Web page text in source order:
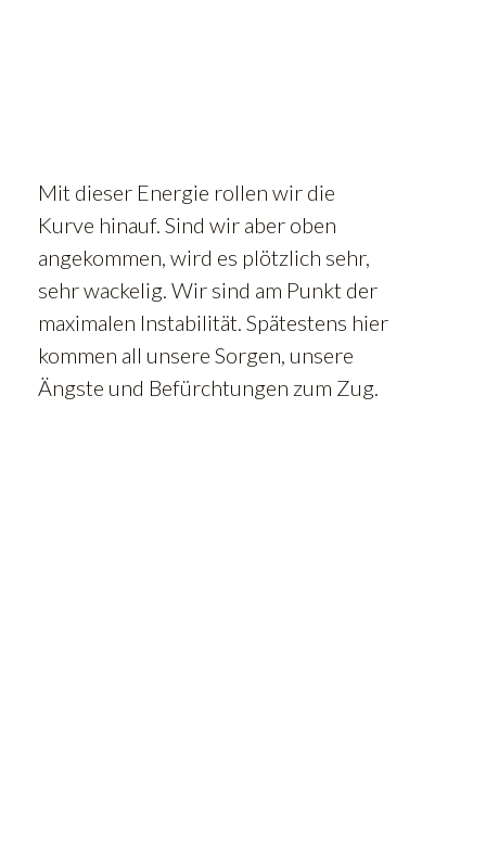
Mit dieser Energie rollen wir die
Kurve hinauf. Sind wir aber oben
angekommen, wird es plötzlich sehr,
sehr wackelig. Wir sind am Punkt der
maximalen Instabilität. Spätestens hier
kommen all unsere Sorgen, unsere
Ängste und Befürchtungen zum Zug.